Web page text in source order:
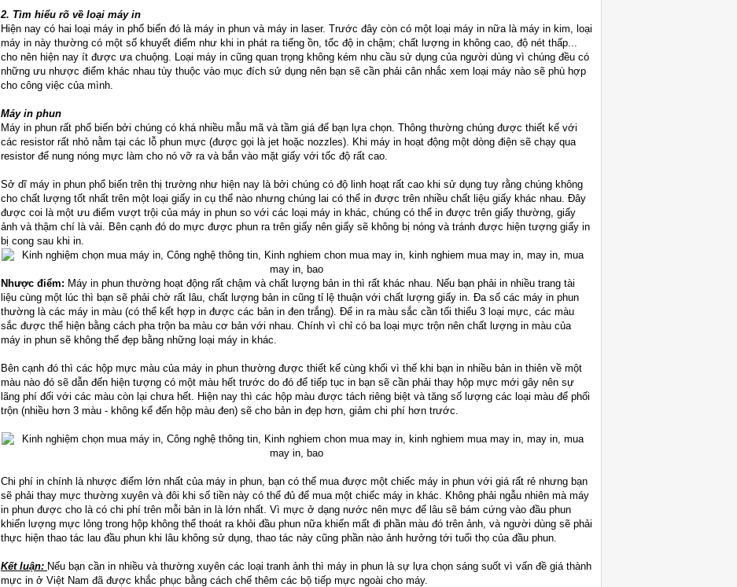
2. Tìm hiểu rõ về loại máy in
Hiện nay có hai loại máy in phổ biến đó là máy in phun và máy in laser. Trước đây còn có một loại máy in nữa là máy in kim, loại
máy in này thường có một số khuyết điểm như khi in phát ra tiếng ồn, tốc độ in chậm; chất lượng in không cao, độ nét thấp...
cho nên hiện nay ít được ưa chuộng. Loại máy in cũng quan trọng không kém nhu cầu sử dụng của người dùng vì chúng đều có
những ưu nhược điểm khác nhau tùy thuộc vào mục đích sử dụng nên bạn sẽ cần phải cân nhắc xem loại máy nào sẽ phù hợp
cho công việc của mình.
Máy in phun
Máy in phun rất phổ biến bởi chúng có khá nhiều mẫu mã và tầm giá để bạn lựa chọn. Thông thường chúng được thiết kế với
các resistor rất nhỏ nằm tại các lỗ phun mực (được gọi là jet hoặc nozzles). Khi máy in hoạt động một dòng điện sẽ chạy qua
resistor để nung nóng mực làm cho nó vỡ ra và bắn vào mặt giấy với tốc độ rất cao.
Sở dĩ máy in phun phổ biến trên thị trường như hiện nay là bởi chúng có độ linh hoạt rất cao khi sử dụng tuy rằng chúng không
cho chất lượng tốt nhất trên một loại giấy in cụ thể nào nhưng chúng lai có thể in được trên nhiều chất liệu giấy khác nhau. Đây
được coi là một ưu điểm vượt trội của máy in phun so với các loại máy in khác, chúng có thể in được trên giấy thường, giấy
ảnh và thậm chí là vải. Bên cạnh đó do mực được phun ra trên giấy nên giấy sẽ không bị nóng và tránh được hiện tượng giấy in
bị cong sau khi in.
Nhược điểm: Máy in phun thường hoạt động rất chậm và chất lượng bản in thì rất khác nhau. Nếu bạn phải in nhiều trang tài
liệu cùng một lúc thì bạn sẽ phải chờ rất lâu, chất lượng bản in cũng tỉ lệ thuận với chất lượng giấy in. Đa số các máy in phun
thường là các máy in màu (có thể kết hợp in được các bản in đen trắng). Để in ra màu sắc cần tối thiểu 3 loại mực, các màu
sắc được thể hiện bằng cách pha trộn ba màu cơ bản với nhau. Chính vì chỉ có ba loại mực trộn nên chất lượng in màu của
máy in phun sẽ không thể đẹp bằng những loại máy in khác.
Bên cạnh đó thì các hộp mực màu của máy in phun thường được thiết kế cùng khối vì thế khi bạn in nhiều bản in thiên về một
màu nào đó sẽ dẫn đến hiện tượng có một màu hết trước do đó để tiếp tục in bạn sẽ cần phải thay hộp mực mới gây nên sự
lãng phí đối với các màu còn lại chưa hết. Hiện nay thì các hộp màu được tách riêng biệt và tăng số lượng các loại màu để phối
trộn (nhiều hơn 3 màu - không kể đến hộp màu đen) sẽ cho bản in đẹp hơn, giảm chi phí hơn trước.
Chi phí in chính là nhược điểm lớn nhất của máy in phun, bạn có thể mua được một chiếc máy in phun với giá rất rẻ nhưng bạn
sẽ phải thay mực thường xuyên và đôi khi số tiền này có thể đủ để mua một chiếc máy in khác. Không phải ngẫu nhiên mà máy
in phun được cho là có chi phí trên mỗi bản in là lớn nhất. Vì mực ở dạng nước nên mực để lâu sẽ bám cứng vào đầu phun
khiến lượng mực lỏng trong hộp không thể thoát ra khỏi đầu phun nữa khiến mất đi phần màu đó trên ảnh, và người dùng sẽ phải
thực hiện thao tác lau đầu phun khi lâu không sử dụng, thao tác này cũng phần nào ảnh hưởng tới tuổi thọ của đầu phun.
Kết luận: Nếu bạn cần in nhiều và thường xuyên các loại tranh ảnh thì máy in phun là sự lựa chọn sáng suốt vì vấn đề giá thành
mực in ở Việt Nam đã được khắc phục bằng cách chế thêm các bộ tiếp mực ngoài cho máy.